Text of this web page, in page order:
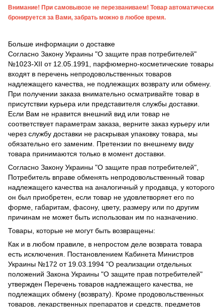
Внимание! При самовывозе не перезваниваем! Товар автоматически
бронируется за Вами, забрать можно в любое время.
Больше информации о доставке
Согласно Закону Украины "О защите прав потребителей"
№1023-XII от 12.05.1991, парфюмерно-косметические товары
входят в перечень непродовольственных товаров
надлежащего качества, не подлежащих возврату или обмену.
При получении заказа внимательно осматривайте товар в
присутствии курьера или представителя службы доставки.
Если Вам не нравится внешний вид или товар не
соответствует параметрам заказа, верните заказ курьеру или
через службу доставки не раскрывая упаковку товара, мы
обязательно его заменим. Претензии по внешнему виду
товара принимаются только в момент доставки.
Согласно Закону Украины "О защите прав потребителей",
Потребитель вправе обменять непродовольственный товар
надлежащего качества на аналогичный у продавца, у которого
он был приобретен, если товар не удовлетворяет его по
форме, габаритам, фасону, цвету, размеру или по другим
причинам не может быть использован им по назначению.
Товары, которые не могут быть возвращены:
Как и в любом правиле, в непростом деле возврата товара
есть исключения. Постановлением Кабинета Министров
Украины №172 от 19.03.1994 "О реализации отдельных
положений Закона Украины "О защите прав потребителей"
утвержден Перечень товаров надлежащего качества, не
подлежащих обмену (возврату). Кроме продовольственных
товаров, лекарственных препаратов и средств, предметов